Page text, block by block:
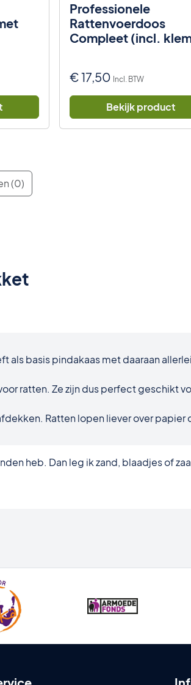
Professionele
Rattenvoerdoos
Compleet (incl.
€17,50 Incl. BTW
Bekijk product
(0)
basis pindakaas met daaraan
ratten. Ze zijn dus perfect geschikt
Ratten lopen liever over papier
heb. Dan leg ik zand, blaadjes of